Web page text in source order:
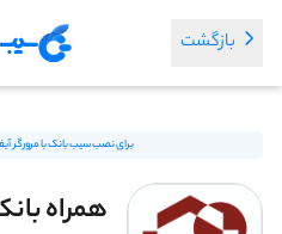
بازگشت
برای نصب سیب بانک با مرورگر
همراه